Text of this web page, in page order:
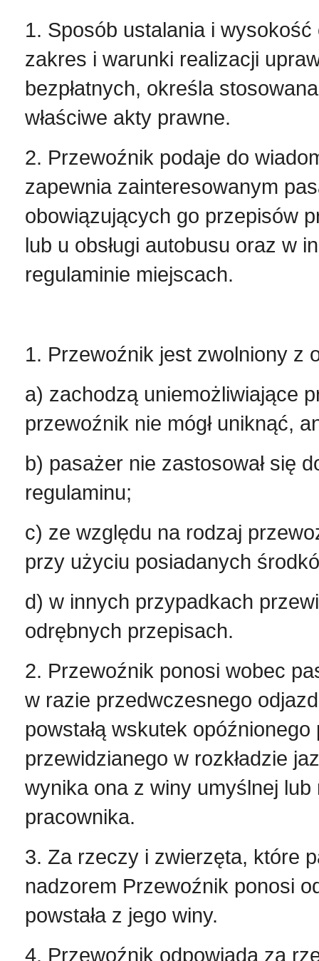
1. Sposób ustalania i
zakres i warunki realizacji
bezpłatnych, określa
właściwe akty prawne.
2. Przewoźnik podaje do
zapewnia zainteresowanym
obowiązujących go przepisów
lub u obsługi autobusu oraz w
regulaminie miejscach.
1. Przewoźnik jest zwolniony z
a) zachodzą uniemożliwiające
przewoźnik nie mógł uniknąć,
b) pasażer nie zastosował się
regulaminu;
c) ze względu na rodzaj
przy użyciu posiadanych
d) w innych przypadkach
odrębnych przepisach.
2. Przewoźnik ponosi wobec
w razie przedwczesnego
powstałą wskutek
przewidzianego w rozkładzie
wynika ona z winy umyślnej
pracownika.
3. Za rzeczy i zwierzęta, które
nadzorem Przewoźnik ponosi
powstała z jego winy.
4. Przewoźnik odpowiada za